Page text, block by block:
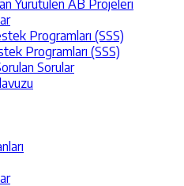
Yürütülen AB Projeleri
Programları (SSS)
Programları (SSS)
Sorular